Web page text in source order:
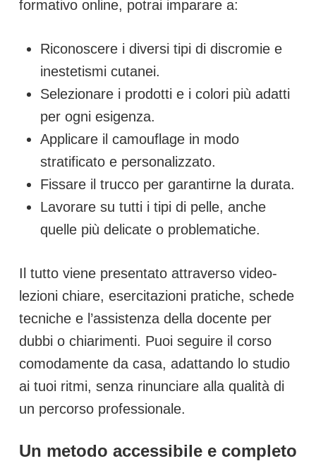
formativo online, potrai imparare a:
Riconoscere i diversi tipi di discromie e
inestetismi cutanei.
Selezionare i prodotti e i colori più adatti
per ogni esigenza.
Applicare il camouflage in modo
stratificato e personalizzato.
Fissare il trucco per garantirne la durata.
Lavorare su tutti i tipi di pelle, anche
quelle più delicate o problematiche.
Il tutto viene presentato attraverso video-
lezioni chiare, esercitazioni pratiche, schede
tecniche e l’assistenza della docente per
dubbi o chiarimenti. Puoi seguire il corso
comodamente da casa, adattando lo studio
ai tuoi ritmi, senza rinunciare alla qualità di
un percorso professionale.
Un metodo accessibile e completo